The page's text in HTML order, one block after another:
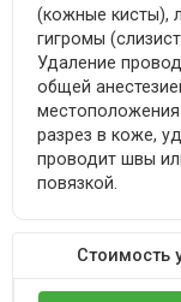
(кожные кисты),
гигромы
Удаление
общей
местоположения
разрез в коже,
проводит швы
повязкой.
Стоимость